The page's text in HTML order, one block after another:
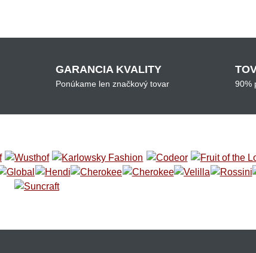
GARANCIA KVALITY
Ponúkame len značkový tovar 90%